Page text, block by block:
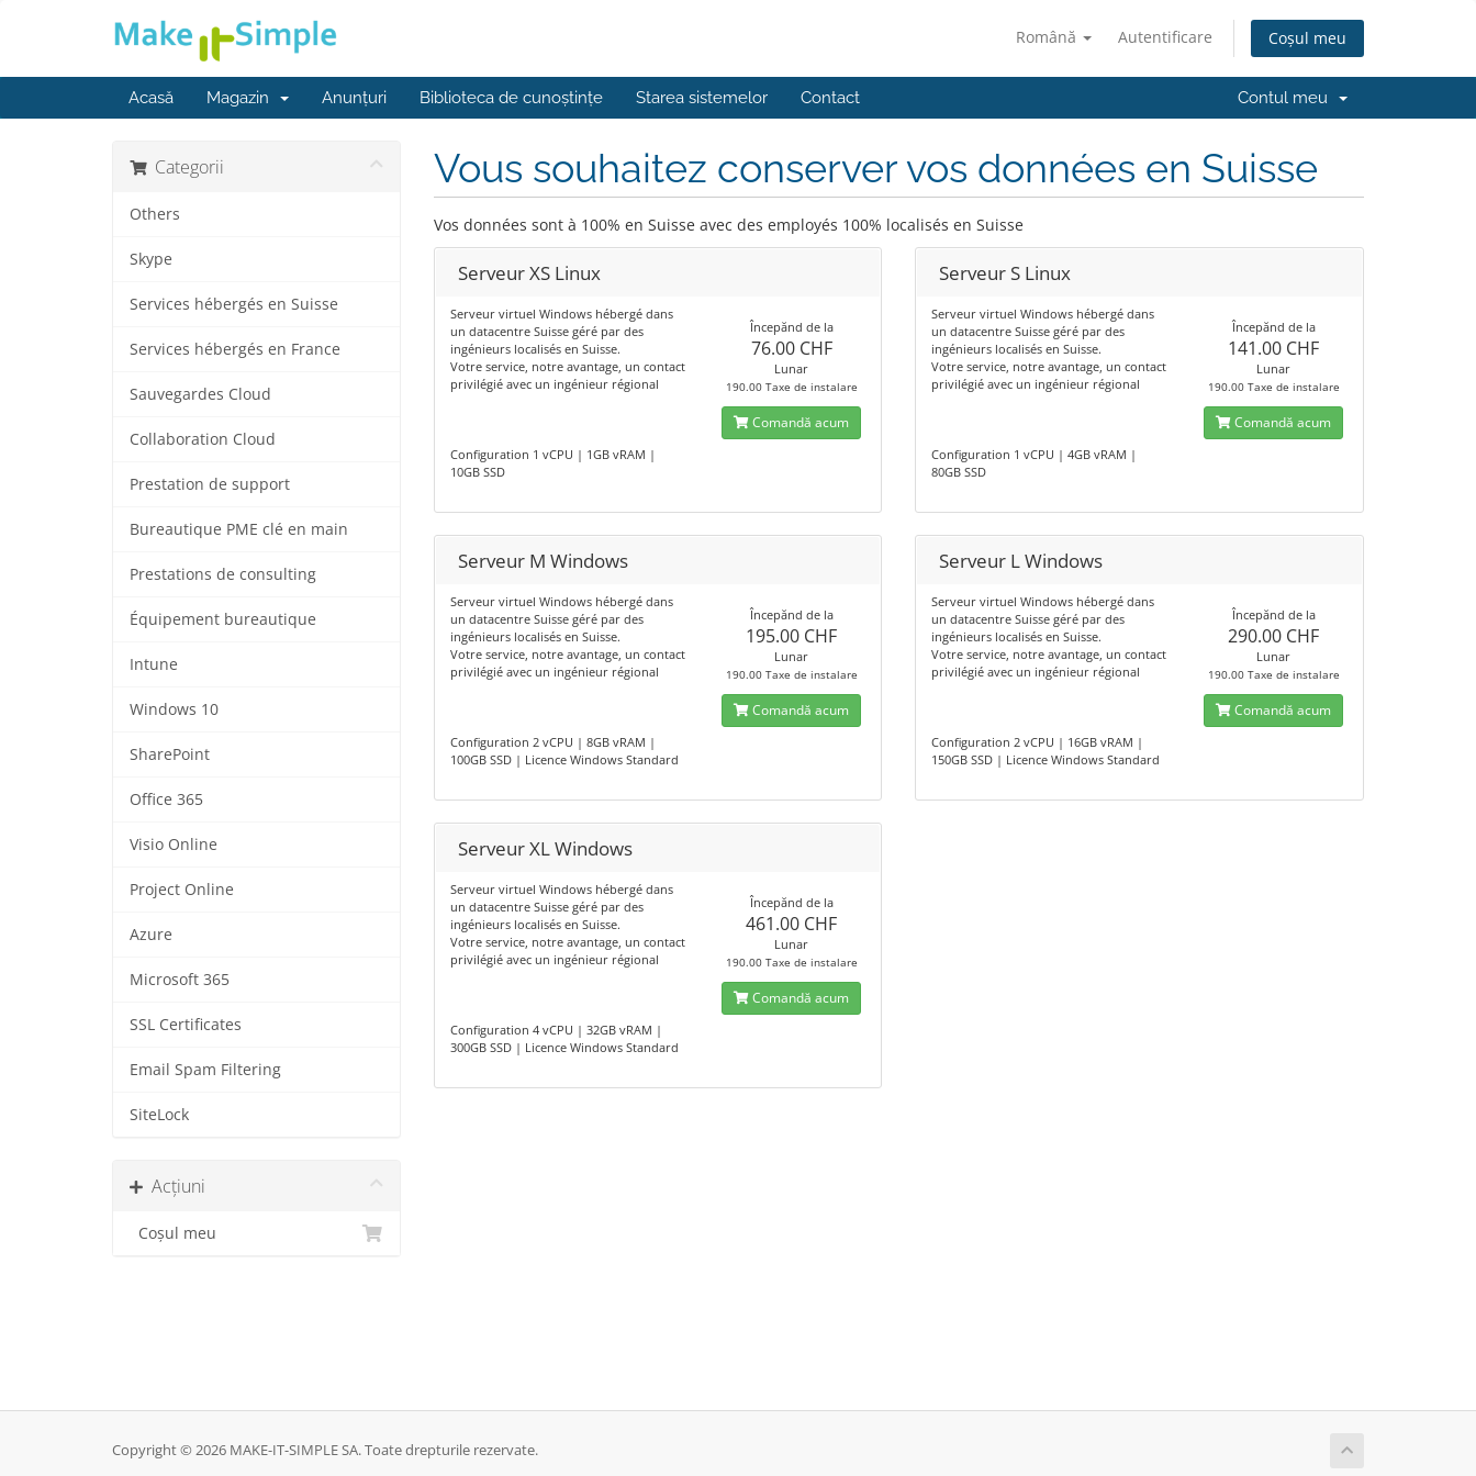
Română Autentificare Coșul meu
Acasă Magazin Anunțuri Biblioteca de cunoștințe Starea sistemelor Contact Contul meu
Categorii
Others
Skype
Services hébergés en Suisse
Services hébergés en France
Sauvegardes Cloud
Collaboration Cloud
Prestation de support
Bureautique PME clé en main
Prestations de consulting
Équipement bureautique
Intune
Windows 10
SharePoint
Office 365
Visio Online
Project Online
Azure
Microsoft 365
SSL Certificates
Email Spam Filtering
SiteLock
Acțiuni
Coșul meu
Vous souhaitez conserver vos données en Suisse
Vos données sont à 100% en Suisse avec des employés 100% localisés en Suisse
Serveur XS Linux
Serveur virtuel Windows hébergé dans
un datacentre Suisse géré par des
ingénieurs localisés en Suisse.
Votre service, notre avantage, un contact
privilégié avec un ingénieur régional
Configuration 1 vCPU | 1GB vRAM |
10GB SSD
Începănd de la
76.00 CHF
Lunar
190.00 Taxe de instalare
Comandă acum
Serveur S Linux
Serveur virtuel Windows hébergé dans
un datacentre Suisse géré par des
ingénieurs localisés en Suisse.
Votre service, notre avantage, un contact
privilégié avec un ingénieur régional
Configuration 1 vCPU | 4GB vRAM |
80GB SSD
Începănd de la
141.00 CHF
Lunar
190.00 Taxe de instalare
Comandă acum
Serveur M Windows
Serveur virtuel Windows hébergé dans
un datacentre Suisse géré par des
ingénieurs localisés en Suisse.
Votre service, notre avantage, un contact
privilégié avec un ingénieur régional
Configuration 2 vCPU | 8GB vRAM |
100GB SSD | Licence Windows Standard
Începănd de la
195.00 CHF
Lunar
190.00 Taxe de instalare
Comandă acum
Serveur L Windows
Serveur virtuel Windows hébergé dans
un datacentre Suisse géré par des
ingénieurs localisés en Suisse.
Votre service, notre avantage, un contact
privilégié avec un ingénieur régional
Configuration 2 vCPU | 16GB vRAM |
150GB SSD | Licence Windows Standard
Începănd de la
290.00 CHF
Lunar
190.00 Taxe de instalare
Comandă acum
Serveur XL Windows
Serveur virtuel Windows hébergé dans
un datacentre Suisse géré par des
ingénieurs localisés en Suisse.
Votre service, notre avantage, un contact
privilégié avec un ingénieur régional
Configuration 4 vCPU | 32GB vRAM |
300GB SSD | Licence Windows Standard
Începănd de la
461.00 CHF
Lunar
190.00 Taxe de instalare
Comandă acum
Copyright © 2026 MAKE-IT-SIMPLE SA. Toate drepturile rezervate.